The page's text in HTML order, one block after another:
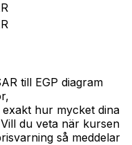
till EGP diagram
hur mycket dina
du veta när kursen
så meddelar